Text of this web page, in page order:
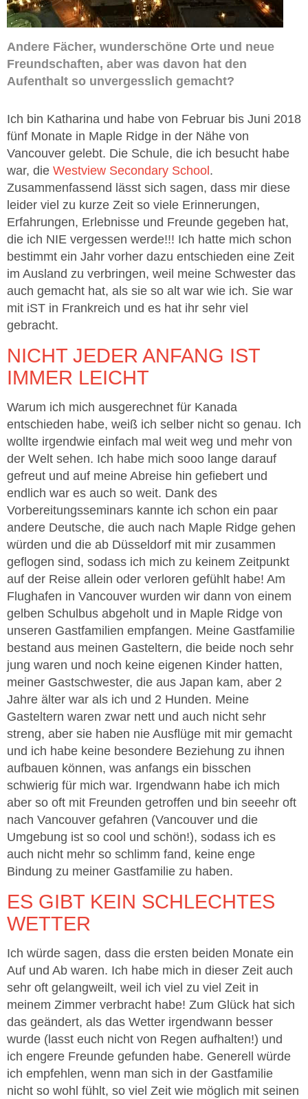
Andere Fächer, wunderschöne Orte und neue
Freundschaften, aber was davon hat den
Aufenthalt so unvergesslich gemacht?
Ich bin Katharina und habe von Februar bis Juni 2018
fünf Monate in Maple Ridge in der Nähe von
Vancouver gelebt. Die Schule, die ich besucht habe
war, die Westview Secondary School .
Zusammenfassend lässt sich sagen, dass mir diese
leider viel zu kurze Zeit so viele Erinnerungen,
Erfahrungen, Erlebnisse und Freunde gegeben hat,
die ich NIE vergessen werde!!! Ich hatte mich schon
bestimmt ein Jahr vorher dazu entschieden eine Zeit
im Ausland zu verbringen, weil meine Schwester das
auch gemacht hat, als sie so alt war wie ich. Sie war
mit iST in Frankreich und es hat ihr sehr viel
gebracht.
NICHT JEDER ANFANG IST
IMMER LEICHT
Warum ich mich ausgerechnet für Kanada
entschieden habe, weiß ich selber nicht so genau. Ich
wollte irgendwie einfach mal weit weg und mehr von
der Welt sehen. Ich habe mich sooo lange darauf
gefreut und auf meine Abreise hin gefiebert und
endlich war es auch so weit. Dank des
Vorbereitungsseminars kannte ich schon ein paar
andere Deutsche, die auch nach Maple Ridge gehen
würden und die ab Düsseldorf mit mir zusammen
geflogen sind, sodass ich mich zu keinem Zeitpunkt
auf der Reise allein oder verloren gefühlt habe! Am
Flughafen in Vancouver wurden wir dann von einem
gelben Schulbus abgeholt und in Maple Ridge von
unseren Gastfamilien empfangen. Meine Gastfamilie
bestand aus meinen Gasteltern, die beide noch sehr
jung waren und noch keine eigenen Kinder hatten,
meiner Gastschwester, die aus Japan kam, aber 2
Jahre älter war als ich und 2 Hunden. Meine
Gasteltern waren zwar nett und auch nicht sehr
streng, aber sie haben nie Ausflüge mit mir gemacht
und ich habe keine besondere Beziehung zu ihnen
aufbauen können, was anfangs ein bisschen
schwierig für mich war. Irgendwann habe ich mich
aber so oft mit Freunden getroffen und bin seeehr oft
nach Vancouver gefahren (Vancouver und die
Umgebung ist so cool und schön!), sodass ich es
auch nicht mehr so schlimm fand, keine enge
Bindung zu meiner Gastfamilie zu haben.
ES GIBT KEIN SCHLECHTES
WETTER
Ich würde sagen, dass die ersten beiden Monate ein
Auf und Ab waren. Ich habe mich in dieser Zeit auch
sehr oft gelangweilt, weil ich viel zu viel Zeit in
meinem Zimmer verbracht habe! Zum Glück hat sich
das geändert, als das Wetter irgendwann besser
wurde (lasst euch nicht von Regen aufhalten!) und
ich engere Freunde gefunden habe. Generell würde
ich empfehlen, wenn man sich in der Gastfamilie
nicht so wohl fühlt, so viel Zeit wie möglich mit seinen